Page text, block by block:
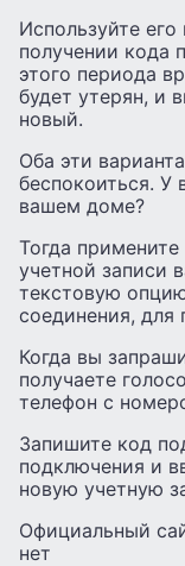
Используйте
получении кода
этого периода
будет утерян, и
новый.
Оба эти
беспокоиться. У
вашем доме?
Тогда
учетной записи
текстовую
соединения, для
Когда вы
получаете
телефон с
Запишите код
подключения и
новую учетную
Официальный
нет